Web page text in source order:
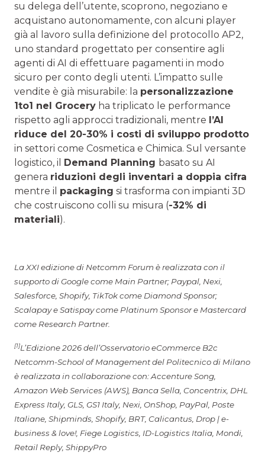
su delega dell’utente, scoprono, negoziano e
acquistano autonomamente, con alcuni player
già al lavoro sulla definizione del protocollo AP2,
uno standard progettato per consentire agli
agenti di AI di effettuare pagamenti in modo
sicuro per conto degli utenti. L’impatto sulle
vendite è già misurabile: la personalizzazione
1to1 nel Grocery ha triplicato le performance
rispetto agli approcci tradizionali, mentre l’AI
riduce del 20-30% i costi di sviluppo prodotto
in settori come Cosmetica e Chimica. Sul versante
logistico, il
Demand Planning basato su AI
genera riduzioni degli inventari a doppia cifra
mentre il packaging si trasforma con impianti 3D
che costruiscono colli su misura (-32% di
materiali).
La XXI edizione di Netcomm Forum è realizzata con il
supporto di Google come Main Partner; Paypal, Nexi,
Salesforce, Shopify, TikTok come Diamond Sponsor;
Scalapay e Satispay come Platinum Sponsor e Mastercard
come Research Partner.
[1]L’Edizione 2026 dell’Osservatorio eCommerce B2c
Netcomm-School of Management del Politecnico di Milano
è realizzata in collaborazione con: Accenture Song,
Amazon Web Services (AWS), Banca Sella, Concentrix, DHL
Express Italy, GLS, GS1 Italy, Nexi, OnShop, PayPal, Poste
Italiane, Shipminds, Shopify, BRT, Calicantus, Drop | e-
business & love!, Fiege Logistics, ID-Logistics Italia, Mondi,
Retail Reply, ShippyPro